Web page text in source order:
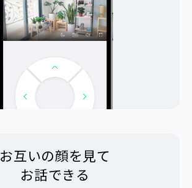
お互いの顔を見て
お話できる